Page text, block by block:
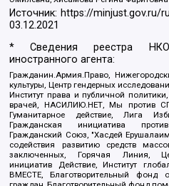
Источник: https://minjust.gov.ru/
03.12.2021
* Сведения реестра
иностранного агента:
Гражданин.Армия.Право,
культуры, Центр гендерных
Институт права и публичной
врачей, НАСИЛИЮ.НЕТ, Мы против
Гуманитарное действие, Лига
Гражданская инициатива
Гражданский Союз, "Хасдей
содействия развитию средств
заключенных, Горячая Линия,
инициатив Действие, Институт
ВМЕСТЕ, Благотворительный